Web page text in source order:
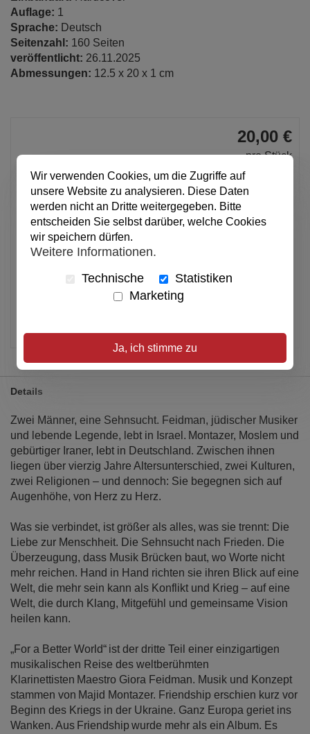
Auflage: 1
Sprache: Deutsch
Seitenzahl: 160 Seiten
veröffentlicht: 26.11.2025
Abmessungen: 12.5 x 20 x 1 cm
20,00 €
pro Stück
Anzahl
In den Warenkorb
Details
Zwei Männer, eine Sehnsucht. Feidman, jüdischer Musiker
und lebende Legende, lebt in Israel. Montazer, Moslem und
gebürtiger Iraner, lebt in Deutschland. Zwischen ihnen
liegen über vierzig Jahre Altersunterschied, zwei Kulturen,
zwei Religionen – und dennoch: Sie begegnen sich auf
Augenhöhe, von Herz zu Herz.
Was sie verbindet, ist größer als alles, was sie trennt: Die
Liebe zur Menschheit. Die Sehnsucht nach Frieden. Die
Überzeugung, dass Musik Brücken baut, wo Worte nicht
mehr reichen. Hand in Hand richten sie ihren Blick auf eine
Welt, die mehr sein kann als Konflikt und Krieg – auf eine
Welt, die durch Klang, Mitgefühl und gemeinsame Vision
heilen kann.
„For a Better World“ ist der dritte Teil einer einzigartigen
musikalischen Reise des weltberühmten
Klarinettisten Maestro Giora Feidman. Musik und Konzept
stammen von Majid Montazer. Friendship erschien kurz vor
Beginn des Kriegs in der Ukraine. Ganz Europa geriet ins
Wanken. Aus Friendship wurde mehr als ein Album. Es
Wir verwenden Cookies, um die Zugriffe auf
unsere Website zu analysieren. Diese Daten
werden nicht an Dritte weitergegeben. Bitte
entscheiden Sie selbst darüber, welche Cookies
wir speichern dürfen.
Weitere Informationen.
Technische
Statistiken
Marketing
Ja, ich stimme zu